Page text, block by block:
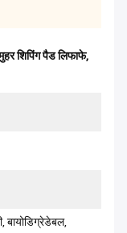
शिपिंग पैड लिफाफे,
बायोडिग्रेडेबल,